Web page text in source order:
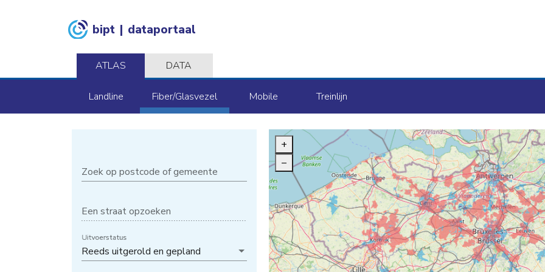
bipt | dataportaal
ATLAS DATA
Landline Fiber/Glasvezel Mobile Treinlijn
+
–
Zoek op postcode of gemeente
Een straat opzoeken
Reeds uitgerold en gepland
Uitvoerstatus